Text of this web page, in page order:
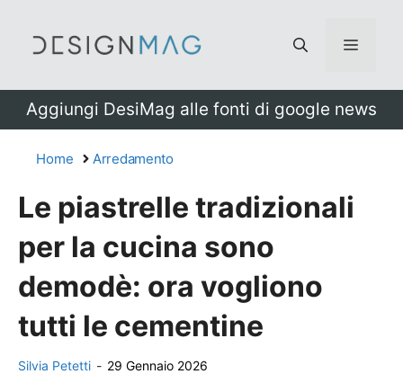
Menu
Aggiungi DesiMag alle fonti di google news
Home Arredamento
Le piastrelle tradizionali
per la cucina sono
demodè: ora vogliono
tutti le cementine
Silvia Petetti - 29 Gennaio 2026